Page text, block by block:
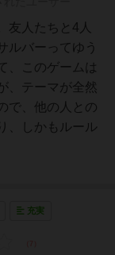
友人たちと4人
ルバーってゆう
、このゲームは
、テーマが全然
で、他の人との
、しかもルール
充実